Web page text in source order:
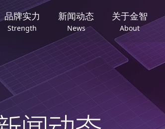
品牌实力
Strength
新闻动态
News
关于金智
About